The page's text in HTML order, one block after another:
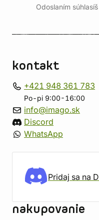
Odoslaním
kontakt
+421 948 361 783
Po-pi 9:00-16:00
info@imago.sk
Discord
WhatsApp
Pridaj sa na
nakupovanie